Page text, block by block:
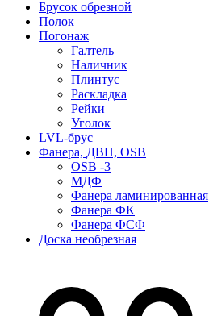
Брусок обрезной
Полок
Погонаж
Галтель
Наличник
Плинтус
Раскладка
Рейки
Уголок
LVL-брус
Фанера, ДВП, OSB
OSB -3
МДФ
Фанера ламинированная
Фанера ФК
Фанера ФСФ
Доска необрезная